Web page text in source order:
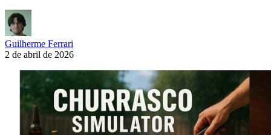
Guilherme Ferrari
2 de abril de 2026